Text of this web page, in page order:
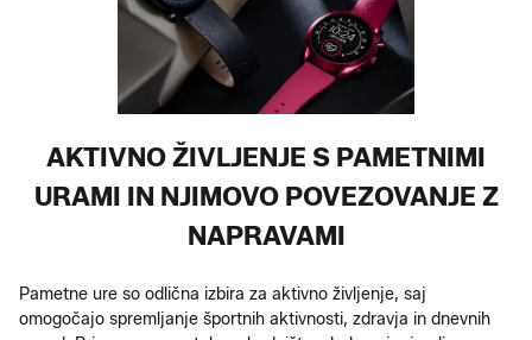
AKTIVNO ŽIVLJENJE S PAMETNIMI
URAMI IN NJIMOVO POVEZOVANJE Z
NAPRAVAMI
Pametne ure so odlična izbira za aktivno življenje, saj
omogočajo spremljanje športnih aktivnosti, zdravja in dnevnih